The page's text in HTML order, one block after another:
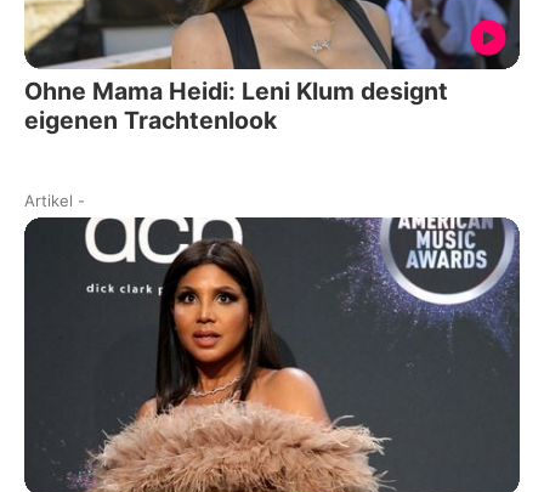
Ohne Mama Heidi: Leni Klum designt
eigenen Trachtenlook
Artikel -